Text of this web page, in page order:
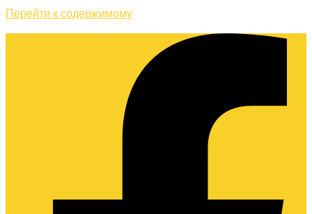
Перейти к содержимому